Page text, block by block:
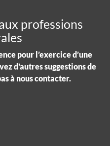
professions
pour l’exercice d’une
d'autres suggestions de
à nous contacter.